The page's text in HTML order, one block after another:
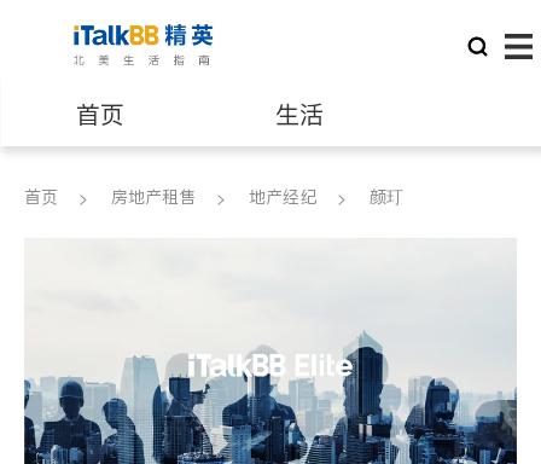
首页 生活
医生 律师
会计师
建筑装修
首页 房地产租售 地产经纪 颜玎